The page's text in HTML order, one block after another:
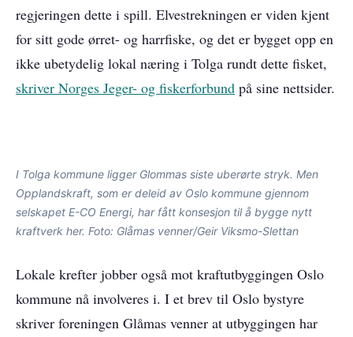
regjeringen dette i spill. Elvestrekningen er viden kjent
for sitt gode ørret- og harrfiske, og det er bygget opp en
ikke ubetydelig lokal næring i Tolga rundt dette fisket,
skriver Norges Jeger- og fiskerforbund på sine nettsider.
I Tolga kommune ligger Glommas siste uberørte stryk. Men
Opplandskraft, som er deleid av Oslo kommune gjennom
selskapet E-CO Energi, har fått konsesjon til å bygge nytt
kraftverk her. Foto: Glåmas venner/Geir Viksmo-Slettan
Lokale krefter jobber også mot kraftutbyggingen Oslo
kommune nå involveres i. I et brev til Oslo bystyre
skriver foreningen Glåmas venner at utbyggingen har